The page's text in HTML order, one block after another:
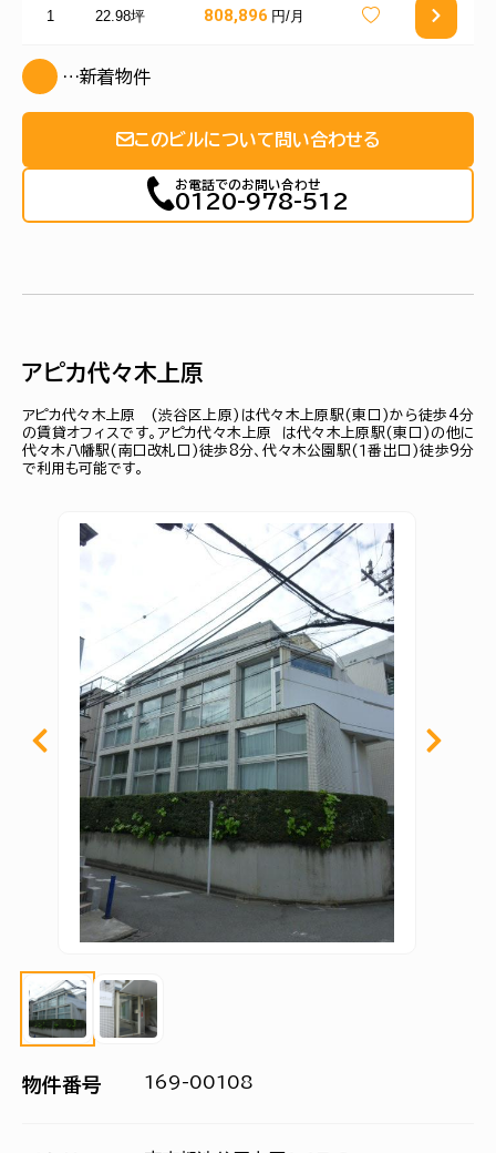
1 22.98坪 808,896 円/月
…新着物件
このビルについて問い合わせる
お電話でのお問い合わせ
0120-978-512
アピカ代々木上原
アピカ代々木上原 (渋谷区上原)は代々木上原駅(東口)から徒歩4分
の賃貸オフィスです。アピカ代々木上原 は代々木上原駅(東口)の他に
代々木八幡駅(南口改札口)徒歩8分、代々木公園駅(１番出口)徒歩9分
で利用も可能です。
物件番号 169-00108